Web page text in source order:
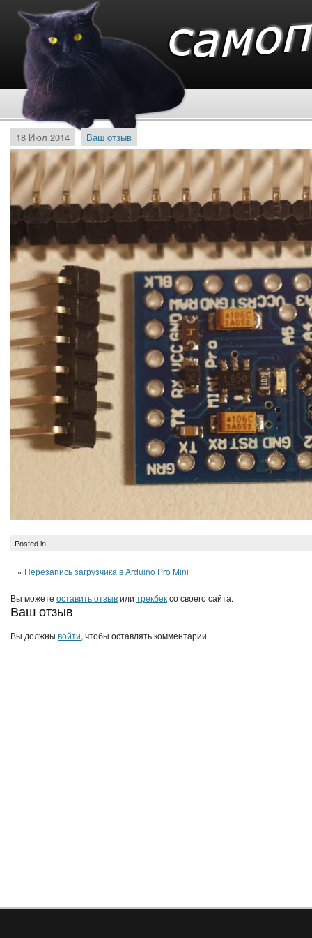
18 Июл 2014 Ваш отзыв
Posted in |
« Перезапись загрузчика в Arduino Pro Mini
Вы можете оставить отзывили трекбексо своего сайта.
Ваш отзыв
Вы должны войти, чтобы оставлять комментарии.